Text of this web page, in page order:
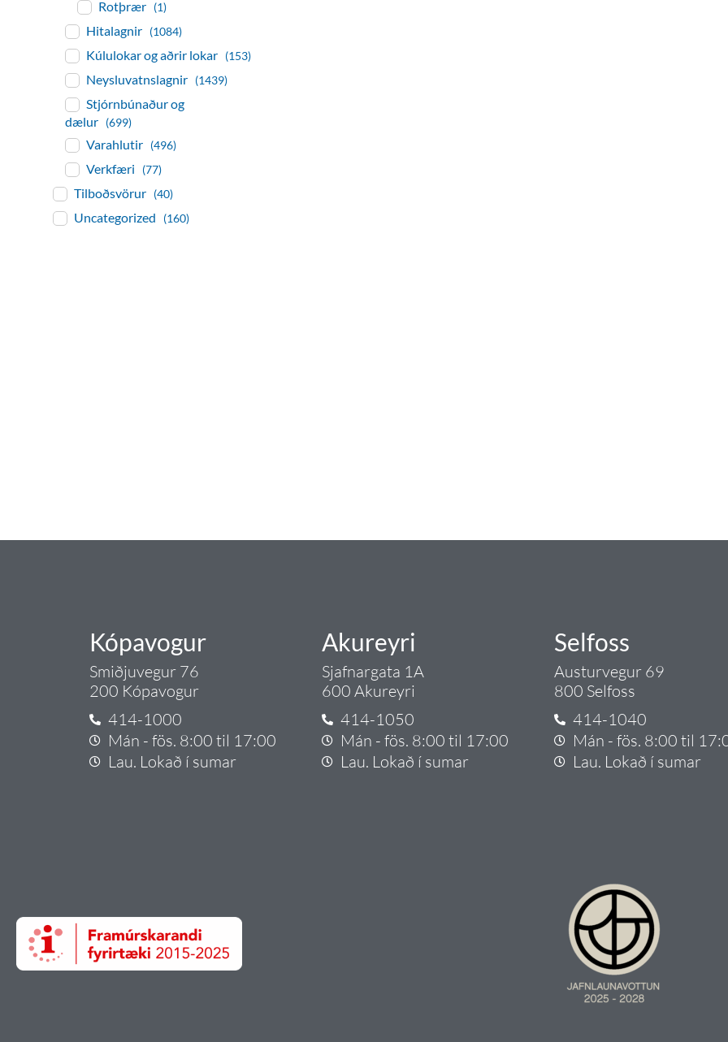
Rotþrær (1)
Hitalagnir (1084)
Kúlulokar og aðrir lokar (153)
Neysluvatnslagnir (1439)
Stjórnbúnaður og
dælur (699)
Varahlutir (496)
Verkfæri (77)
Tilboðsvörur (40)
Uncategorized (160)
Kópavogur
Smiðjuvegur 76
200 Kópavogur
414-1000
Mán - fös. 8:00 til 17:00
Lau. Lokað í sumar
Akureyri
Sjafnargata 1A
600 Akureyri
414-1050
Mán - fös. 8:00 til 17:00
Lau. Lokað í sumar
Selfoss
Austurvegur 69
800 Selfoss
414-1040
Mán - fös. 8:00 til
Lau. Lokað í sumar